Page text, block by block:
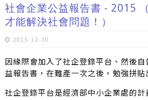
社會企業公益報告書 - 2015
才能解決社會問題！）
2015-12-30
因緣際會加入了社企登錄平台、然後
益報告書，在難產一次之後，勉強拼貼
社企登錄平台是經濟部中小企業處的